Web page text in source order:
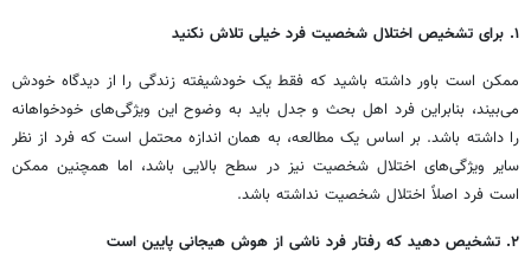
۱. برای تشخیص اختلال شخصیت فرد خیلی تلاش نکنید
ممکن است باور داشته باشید که فقط یک خودشیفته زندگی را از دیدگاه خودش
می‌بیند، بنابراین فرد اهل بحث و جدل باید به وضوح این ویژگی‌های خودخواهانه
را داشته باشد. بر اساس یک مطالعه، به همان اندازه محتمل است که فرد از نظر
سایر ویژگی‌های اختلال شخصیت نیز در سطح بالایی باشد، اما همچنین ممکن
است فرد اصلاً اختلال شخصیت نداشته باشد.
۲. تشخیص دهید که رفتار فرد ناشی از هوش هیجانی پایین است